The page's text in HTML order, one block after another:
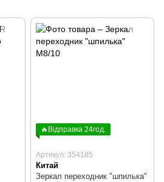
🔥Відправка 24год.
Артикул: 354185
Китай
Зеркал переходник "шпилька"